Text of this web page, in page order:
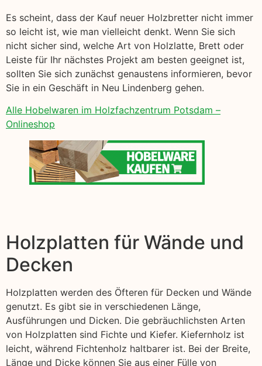
Es scheint, dass der Kauf neuer Holzbretter nicht immer
so leicht ist, wie man vielleicht denkt. Wenn Sie sich
nicht sicher sind, welche Art von Holzlatte, Brett oder
Leiste für Ihr nächstes Projekt am besten geeignet ist,
sollten Sie sich zunächst genaustens informieren, bevor
Sie in ein Geschäft in Neu Lindenberg gehen.
Alle Hobelwaren im Holzfachzentrum Potsdam –
Onlineshop
Holzplatten für Wände und
Decken
Holzplatten werden des Öfteren für Decken und Wände
genutzt. Es gibt sie in verschiedenen Länge,
Ausführungen und Dicken. Die gebräuchlichsten Arten
von Holzplatten sind Fichte und Kiefer. Kiefernholz ist
leicht, während Fichtenholz haltbarer ist. Bei der Breite,
Länge und Dicke können Sie aus einer Fülle von